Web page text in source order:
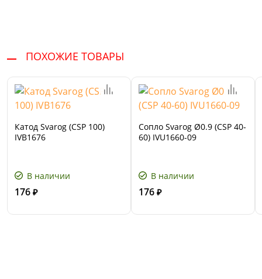
ПОХОЖИЕ ТОВАРЫ
Катод Svarog (CSP 100)
IVB1676
В наличии
176 ₽
Сопло Svarog Ø0.9 (CSP 40-
60) IVU1660-09
В наличии
176 ₽